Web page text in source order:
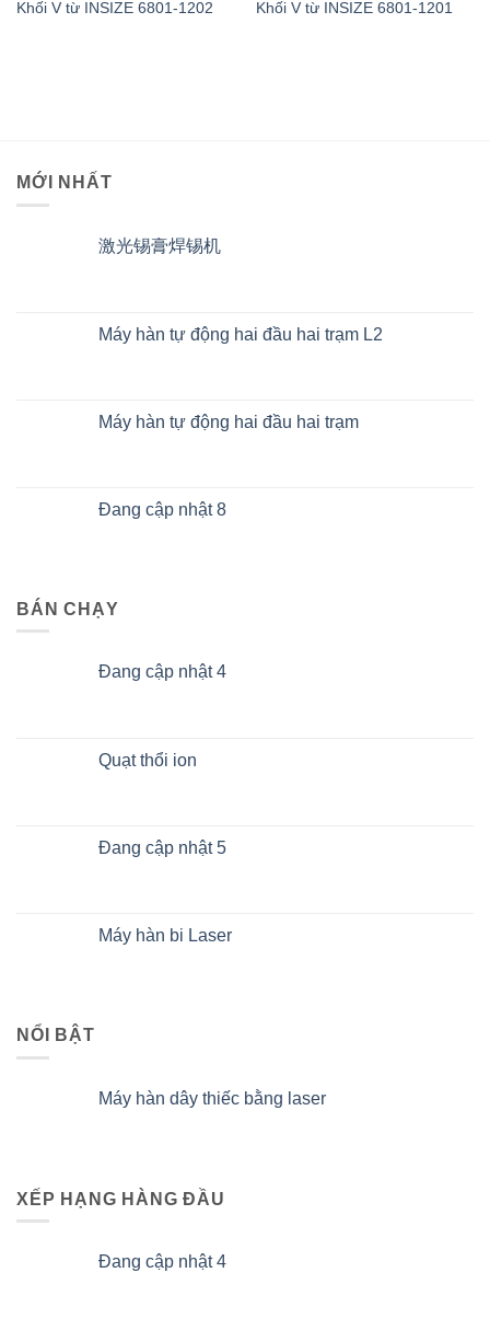
Khối V từ INSIZE 6801-1202 Khối V từ INSIZE 6801-1201
MỚI NHẤT
激光锡膏焊锡机
Máy hàn tự động hai đầu hai trạm L2
Máy hàn tự động hai đầu hai trạm
Đang cập nhật 8
BÁN CHẠY
Đang cập nhật 4
Quạt thổi ion
Đang cập nhật 5
Máy hàn bi Laser
NỔI BẬT
Máy hàn dây thiếc bằng laser
XẾP HẠNG HÀNG ĐẦU
Đang cập nhật 4